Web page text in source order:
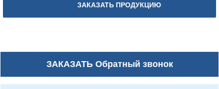
ЗАКАЗАТЬ ПРОДУКЦИЮ
ЗАКАЗАТЬОбратный звонок